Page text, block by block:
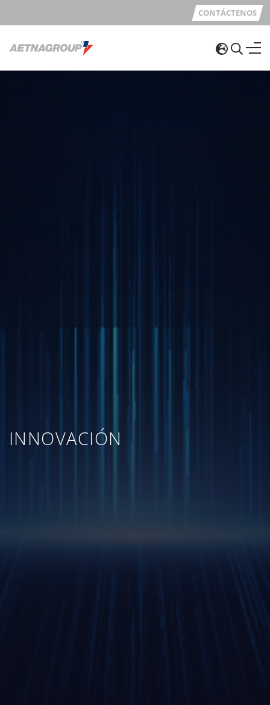
CONTÁCTENOS
INNOVACIÓN